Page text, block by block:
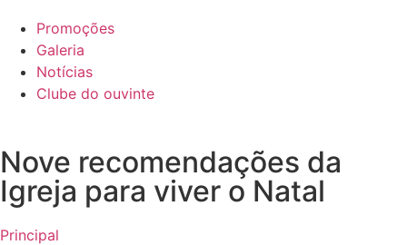
Promoções
Galeria
Notícias
Clube do ouvinte
Nove recomendações da
Igreja para viver o Natal
Principal